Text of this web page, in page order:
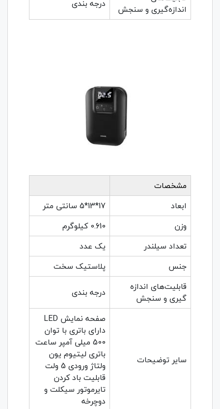
اندازه‌گیری و سنجش
درجه بندی
مشخصات
ابعاد
17*13*5 سانتی متر
وزن
0.610 کیلوگرم
تعداد سیلندر
یک عدد
جنس
پلاستیک سخت
قابلیت‌های اندازه
گیری و سنجش
درجه بندی
سایر توضیحات
صفحه نمایش LED
دارای باتری با توان
500 میلی آمپر ساعت
باتری لیتیوم یون
ولتاژ ورودی 5 ولت
قابلیت باد کردن
تایرموتور سیکلت و
دوچرخه